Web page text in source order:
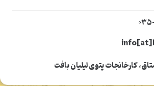
کارخانجات پتوی لیلیان بافت